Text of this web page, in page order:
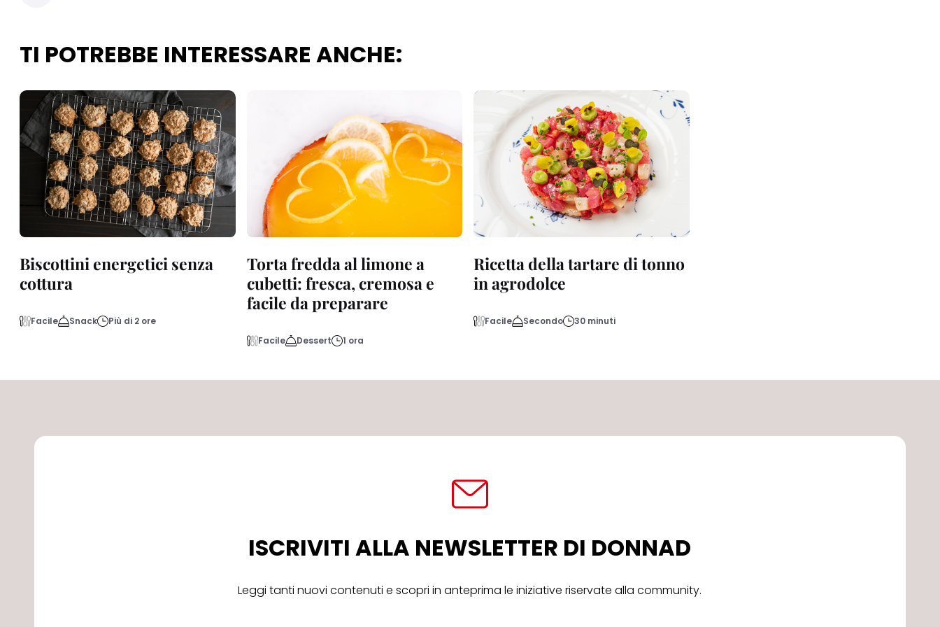
TI POTREBBE INTERESSARE ANCHE:
Biscottini energetici senza
cottura
Facile Snack Più di 2 ore
Torta fredda al limone a
cubetti: fresca, cremosa e
facile da preparare
Facile Dessert 1 ora
Ricetta della tartare di tonno
in agrodolce
Facile Secondo 30 minuti
ISCRIVITI ALLA NEWSLETTER DI DONNAD
Leggi tanti nuovi contenuti e scopri in anteprima le iniziative riservate alla community.